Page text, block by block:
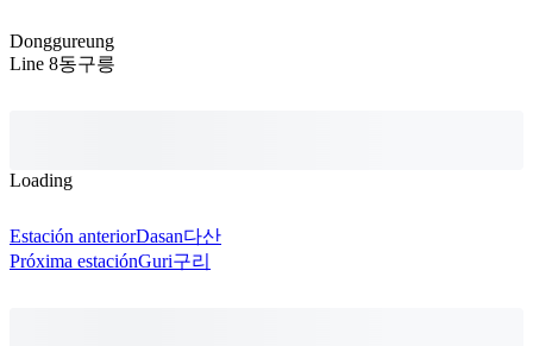
Donggureung
Line 8동구릉
Loading
Estación anteriorDasan다산
Próxima estaciónGuri구리